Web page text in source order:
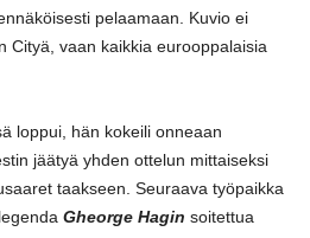
pelaamaan. Kuvio ei
Cityä, vaan kaikkia eurooppalaisia
loppui, hän kokeili onneaan
jäätyä yhden ottelun mittaiseksi
taakseen. Seuraava työpaikka
Gheorge Hagin soitettua